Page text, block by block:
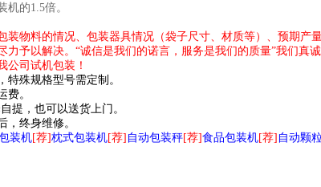
的1.5倍。
装物料的情况、包装器具情况（袋子尺寸、材质等）、预期产
予以解决。“诚信是我们的诺言，服务是我们的质量”我们真
公司试机包装！
特殊规格型号需定制。
费。
提，也可以送货上门。
，终身维修。
装机[荐]枕式包装机[荐] 自动包装秤[荐]食品包装机[荐] 自动颗